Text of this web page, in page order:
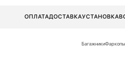
ОПЛАТАДОСТАВКАУСТАНОВКА
БагажникиФаркопы